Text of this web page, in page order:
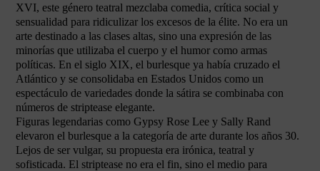
XVI, este género teatral mezclaba comedia, crítica social y
sensualidad para ridiculizar los excesos de la élite. No era un
arte destinado a las clases altas, sino una expresión de las
minorías que utilizaba el cuerpo y el humor como armas
políticas. En el siglo XIX, el burlesque ya había cruzado el
Atlántico y se consolidaba en Estados Unidos como un
espectáculo de variedades donde la sátira se combinaba con
números de striptease elegante.
Figuras legendarias como Gypsy Rose Lee y Sally Rand
elevaron el burlesque a la categoría de arte durante los años 30.
Lejos de ser vulgar, su propuesta era irónica, teatral y
sofisticada. El striptease no era el fin, sino el medio para